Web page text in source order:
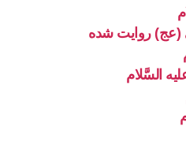
(عج) روایت شده
السَّلام